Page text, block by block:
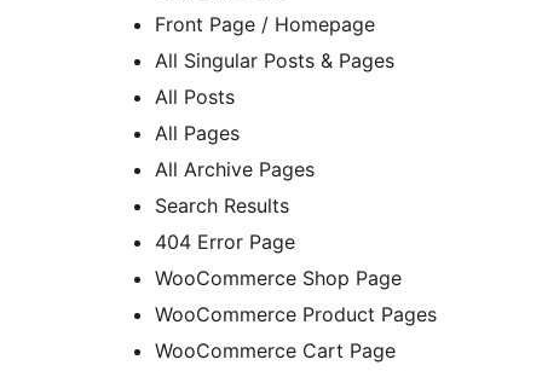
Front Page / Homepage
All Singular Posts & Pages
All Posts
All Pages
All Archive Pages
Search Results
404 Error Page
WooCommerce Shop Page
WooCommerce Product Pages
WooCommerce Cart Page